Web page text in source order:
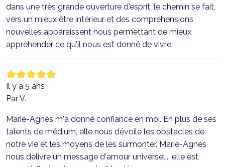
dans une très grande ouverture d'esprit, le chemin se fait,
vers un mieux être intérieur et des compréhensions
nouvelles apparaissent nous permettant de mieux
appréhender ce qu'il nous est donné de vivre.
Il y a 5 ans
Par V.
Marie-Agnès m'a donné confiance en moi. En plus de ses
talents de médium, elle nous dévoile les obstacles de
notre vie et les moyens de les surmonter. Marie-Agnès
nous délivre un message d'amour universel... elle est